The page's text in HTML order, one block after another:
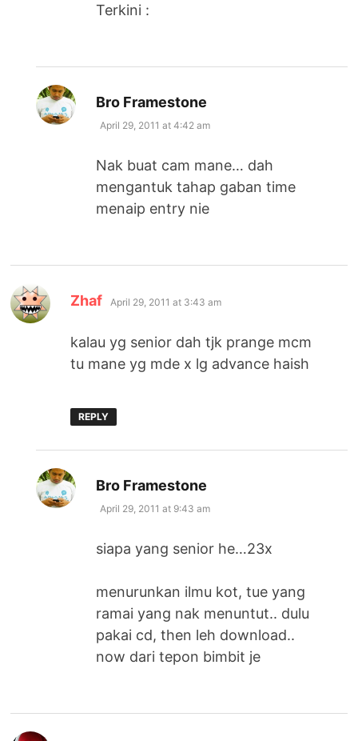
Terkini :
Bro Framestone
April 29, 2011 at 4:42 am
Nak buat cam mane… dah
mengantuk tahap gaban time
menaip entry nie
Zhaf says:
April 29, 2011 at 3:43 am
kalau yg senior dah tjk prange mcm
tu mane yg mde x lg advance haish
REPLY
Bro Framestone
April 29, 2011 at 9:43 am
siapa yang senior he…23x
menurunkan ilmu kot, tue yang
ramai yang nak menuntut.. dulu
pakai cd, then leh download..
now dari tepon bimbit je